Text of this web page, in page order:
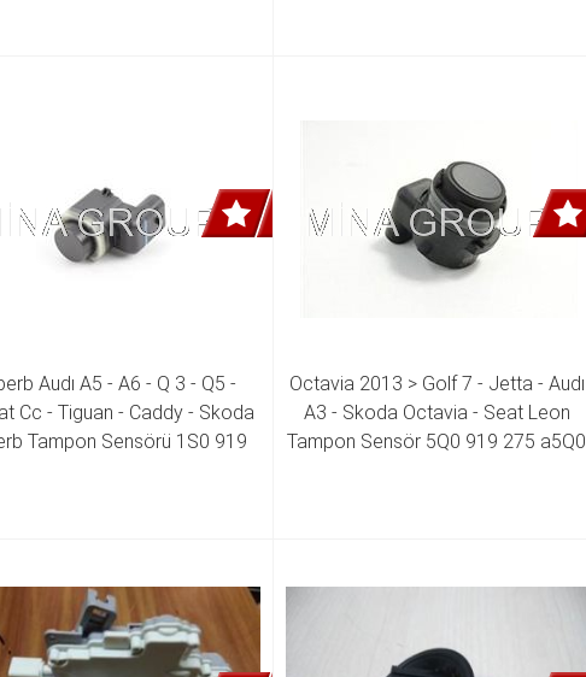
Audı A5 - A6 - Q 3 - Q5 -
Cc - Tiguan - Caddy - Skoda
Tampon Sensörü 1S0 919
Octavia 2013 > Golf 7 - Jetta - Audı
A3 - Skoda Octavia - Seat Leon
Tampon Sensör 5Q0 919 275 a5Q0